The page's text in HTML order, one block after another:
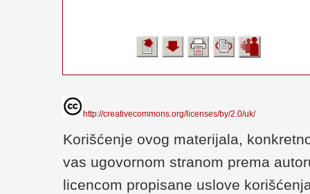
http://creativecommons.org/licenses/by/2.0/uk/
Korišćenje ovog materijala,
vas ugovornom stranom prema
licencom propisane uslove